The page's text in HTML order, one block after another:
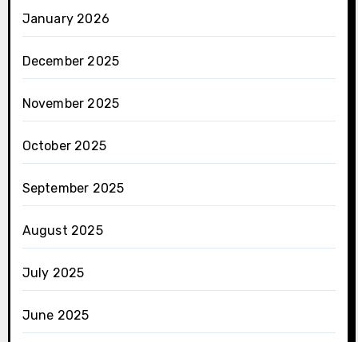
January 2026
December 2025
November 2025
October 2025
September 2025
August 2025
July 2025
June 2025